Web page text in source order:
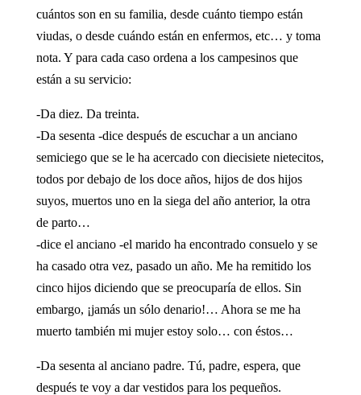
cuántos son en su familia, desde cuánto tiempo están
viudas, o desde cuándo están en enfermos, etc… y toma
nota. Y para cada caso ordena a los campesinos que
están a su servicio:
-Da diez. Da treinta.
-Da sesenta -dice después de escuchar a un anciano
semiciego que se le ha acercado con diecisiete nietecitos,
todos por debajo de los doce años, hijos de dos hijos
suyos, muertos uno en la siega del año anterior, la otra
de parto…
-dice el anciano -el marido ha encontrado consuelo y se
ha casado otra vez, pasado un año. Me ha remitido los
cinco hijos diciendo que se preocuparía de ellos. Sin
embargo, ¡jamás un sólo denario!… Ahora se me ha
muerto también mi mujer estoy solo… con éstos…
-Da sesenta al anciano padre. Tú, padre, espera, que
después te voy a dar vestidos para los pequeños.